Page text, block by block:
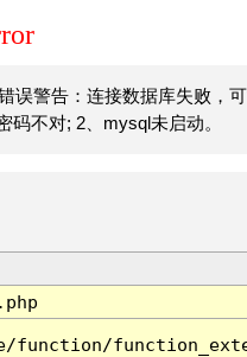
误警告：连接数据库失败，
码不对; 2、mysql未启动。
function/